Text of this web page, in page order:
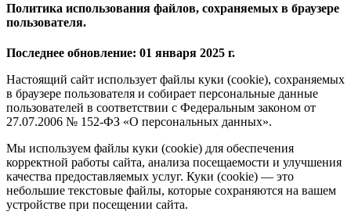
Политика использования файлов, сохраняемых в браузере
пользователя.
Последнее обновление: 01 января 2025 г.
Настоящий сайт использует файлы куки (cookie), сохраняемых
в браузере пользователя и собирает персональные данные
пользователей в соответствии с Федеральным законом от
27.07.2006 № 152-ФЗ «О персональных данных».
Мы используем файлы куки (cookie) для обеспечения
корректной работы сайта, анализа посещаемости и улучшения
качества предоставляемых услуг. Куки (cookie) — это
небольшие текстовые файлы, которые сохраняются на вашем
устройстве при посещении сайта.